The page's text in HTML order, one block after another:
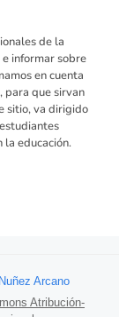
de la
informar sobre
en cuenta
para que sirvan
sitio, va dirigido
la educación.
Arcano
Atribución-